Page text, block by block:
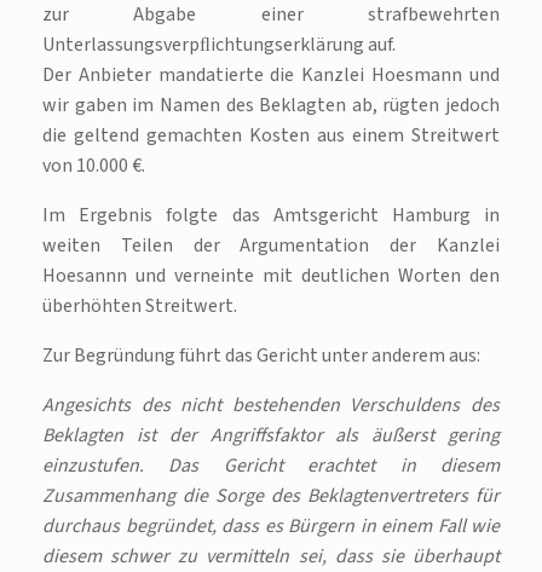
zur Abgabe einer strafbewehrten
Unterlassungsverpﬂichtungserklärung auf.
Der Anbieter mandatierte die Kanzlei Hoesmann und
wir gaben im Namen des Beklagten ab, rügten jedoch
die geltend gemachten Kosten aus einem Streitwert
von 10.000 €.
Im Ergebnis folgte das Amtsgericht Hamburg in
weiten Teilen der Argumentation der Kanzlei
Hoesannn und verneinte mit deutlichen Worten den
überhöhten Streitwert.
Zur Begründung führt das Gericht unter anderem aus:
Angesichts des nicht bestehenden Verschuldens des
Beklagten ist der Angriffsfaktor als äußerst gering
einzustufen. Das Gericht erachtet in diesem
Zusammenhang die Sorge des Beklagtenvertreters für
durchaus begründet, dass es Bürgern in einem Fall wie
diesem schwer zu vermitteln sei, dass sie überhaupt